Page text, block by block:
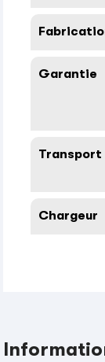
Garantie
Transport
Chargeur